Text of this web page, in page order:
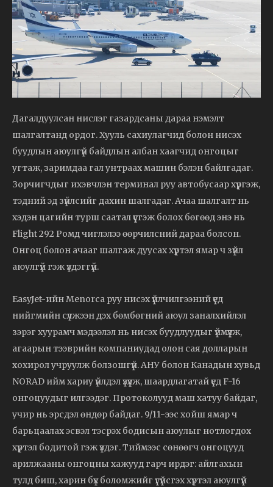
Дагалдуулсан нислэг газардсаны дараа нэмэлт
шалгалтанд ордог. Хууль сахиулагчид болон нисэх
буудлын аюулгүй байдлын албан хаагчид онгоцыг
угтаж, заримдаа гал унтраах машин бэлэн байлгадаг.
Зорчигчдыг ихэвчлэн терминал руу автобусаар хүргэж,
тэдний эд зүйлсийг дахин шалгадаг. Ачаа шалгалт нь
хэдэн цагийн турш саатал үүсгэж болох бөгөөд энэ нь
Flight 292 Ромд чиглэлээ өөрчилсний дараа болсон.
Онгоц болон ачааг шалгаж дуусах хүртэл ямар ч зүйл
аюулгүй гэж үздэггүй.
EasyJet-ийн Menorca руу нисэх үйлчилгээний үед
нийгмийн сүлжээн дэх бөмбөгний аюул заналхийлэл
зэрэг хуурамч мэдээлэл нь нисэх буудлуудыг үймүүлж,
агаарын тээврийн компаниудад олон сая долларын
хохирол учруулж болзошгүй. АНУ болон Канадын хувьд
NORAD ийм хариу үйлдэл үзүүлж, шаардлагатай үед F-16
онгоцуудыг илгээдэг. Протоколууд маш хатуу байдаг,
учир нь эрсдэл өндөр байдаг. 9/11-ээс хойш ямар ч
барьцаалах эсвэл тэсрэх бодисын аюулыг нотлогдох
хүртэл бодитой гэж үздэг. Тиймээс сөнөөгч онгоцууд
арилжааны онгоцны хажууд гарч ирдэг: айлгахын
тулд биш, харин бүх боломжийг үгүйсгэх хүртэл аюулгүй